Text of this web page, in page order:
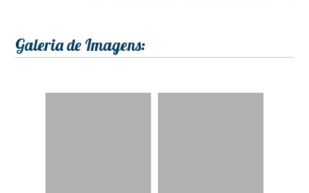
Galeria de Imagens: